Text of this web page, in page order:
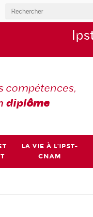
Ips
compétences,
diplôme
LA VIE À L'IPST-
CNAM